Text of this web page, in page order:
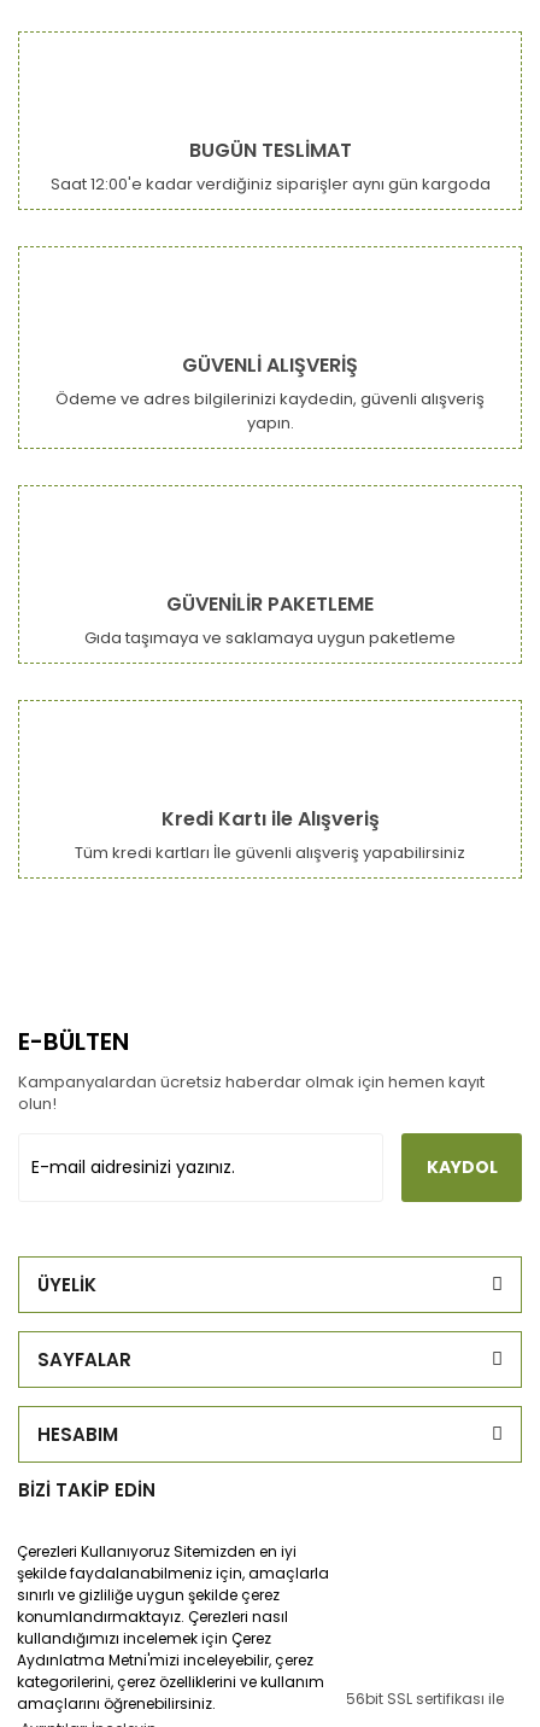
Çerezleri Kullanıyoruz Sitemizden en iyi
şekilde faydalanabilmeniz için, amaçlarla
sınırlı ve gizliliğe uygun şekilde çerez
konumlandırmaktayız. Çerezleri nasıl
kullandığımızı incelemek için Çerez
Aydınlatma Metni'mizi inceleyebilir, çerez
kategorilerini, çerez özelliklerini ve kullanım
amaçlarını öğrenebilirsiniz.
BUGÜN TESLİMAT
Saat 12:00'e kadar verdiğiniz siparişler aynı gün kargoda
GÜVENLİ ALIŞVERİŞ
Ödeme ve adres bilgilerinizi kaydedin, güvenli alışveriş
yapın.
GÜVENİLİR PAKETLEME
Gıda taşımaya ve saklamaya uygun paketleme
Kredi Kartı ile Alışveriş
Tüm kredi kartları İle güvenli alışveriş yapabilirsiniz
E-BÜLTEN
Kampanyalardan ücretsiz haberdar olmak için hemen kayıt
olun!
KAYDOL
ÜYELİK
SAYFALAR
HESABIM
BİZİ TAKİP EDİN
© Tüm hakları saklıdır. Kredi kartı bilgileriniz 256bit SSL sertifikası ile
korunmaktadır.